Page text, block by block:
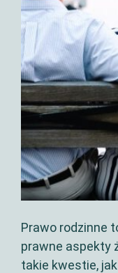
Prawo rodzinne
prawne aspekty
takie kwestie,